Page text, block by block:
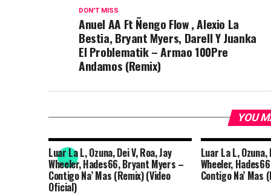
DON'T MISS
Anuel AA Ft Ñengo Flow , Alexio La
Bestia, Bryant Myers, Darell Y Juanka
El Problematik – Armao 100Pre
Andamos (Remix)
YOU
Luar La L, Ozuna, Dei V, Roa, Jay
Wheeler, Hades66, Bryant Myers –
Contigo Na’ Mas (Remix) (Video
Oficial)
Luar La L, Ozuna,
Wheeler,
Contigo Na’ Mas